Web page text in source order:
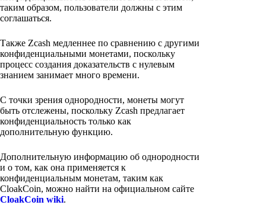
таким образом, пользователи должны с этим
соглашаться.
Также Zcash медленнее по сравнению с другими
конфиденциальными монетами, поскольку
процесс создания доказательств с нулевым
знанием занимает много времени.
С точки зрения однородности, монеты могут
быть отслежены, поскольку Zcash предлагает
конфиденциальность только как
дополнительную функцию.
Дополнительную информацию об однородности
и о том, как она применяется к
конфиденциальным монетам, таким как
CloakCoin, можно найти на официальном сайте
CloakCoin wiki.